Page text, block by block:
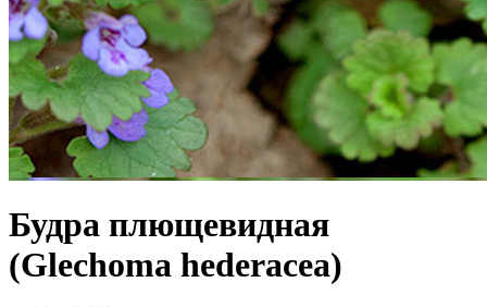
Будра плющевидная
(Glechoma hederacea)